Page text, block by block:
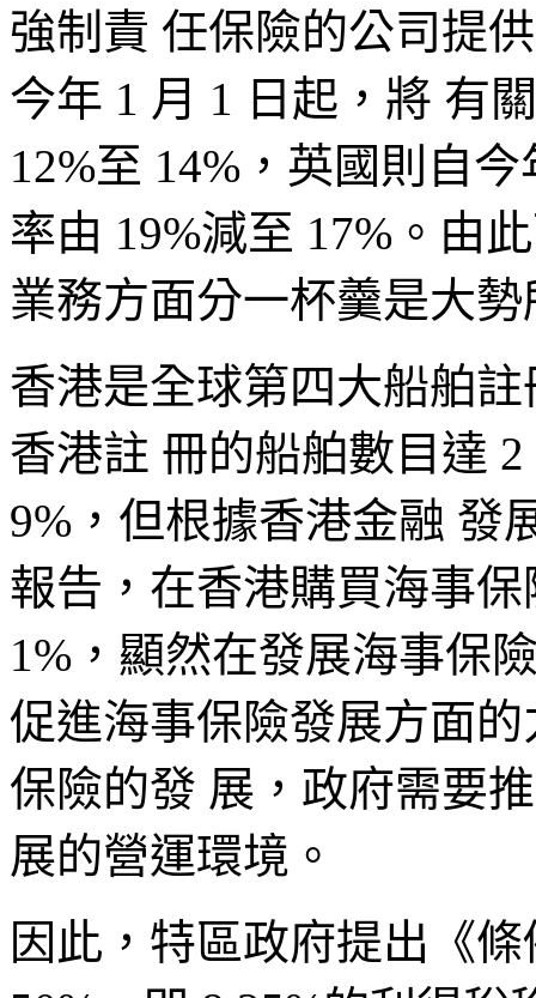
強制責 任保險的公司提
今年 1 月 1 日起，將 有
12%至 14%，英國則自
率由 19%減至 17%。由
業務方面分一杯羹是大勢
香港是全球第四大船舶
香港註 冊的船舶數目達
9%，但根據香港金融 發
報告，在香港購買海事
1%，顯然在發展海事保
促進海事保險發展方面
保險的發 展，政府需要
展的營運環境。
因此，特區政府提出《